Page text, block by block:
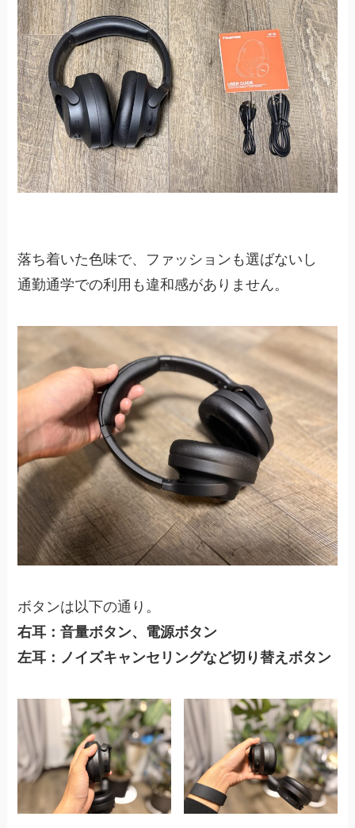
落ち着いた色味で、ファッションも選ばないし
通勤通学での利用も違和感がありません。
ボタンは以下の通り。
右耳：音量ボタン、電源ボタン
左耳：ノイズキャンセリングなど切り替えボタン